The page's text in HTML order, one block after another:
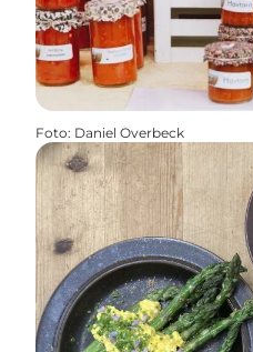
Foto: Daniel Overbeck